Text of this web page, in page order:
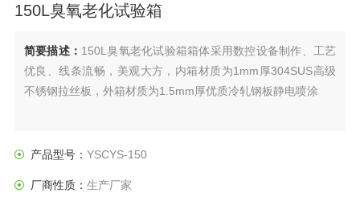
150L臭氧老化试验箱
简要描述： 150L臭氧老化试验箱箱体采用数控设备制作、工艺
优良、线条流畅，美观大方，内箱材质为1mm厚304SUS高级
不锈钢拉丝板，外箱材质为1.5mm厚优质冷轧钢板静电喷涂
产品型号： YSCYS-150
厂商性质： 生产厂家